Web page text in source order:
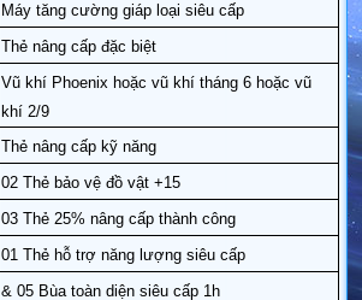
Máy tăng cường giáp loại siêu cấp
Thẻ nâng cấp đặc biệt
Vũ khí Phoenix hoặc vũ khí tháng 6 hoặc vũ
khí 2/9
Thẻ nâng cấp kỹ năng
02 Thẻ bảo vệ đồ vật +15
03 Thẻ 25% nâng cấp thành công
01 Thẻ hỗ trợ năng lượng siêu cấp
& 05 Bùa toàn diện siêu cấp 1h